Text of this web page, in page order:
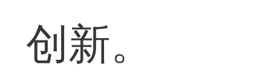
创新。